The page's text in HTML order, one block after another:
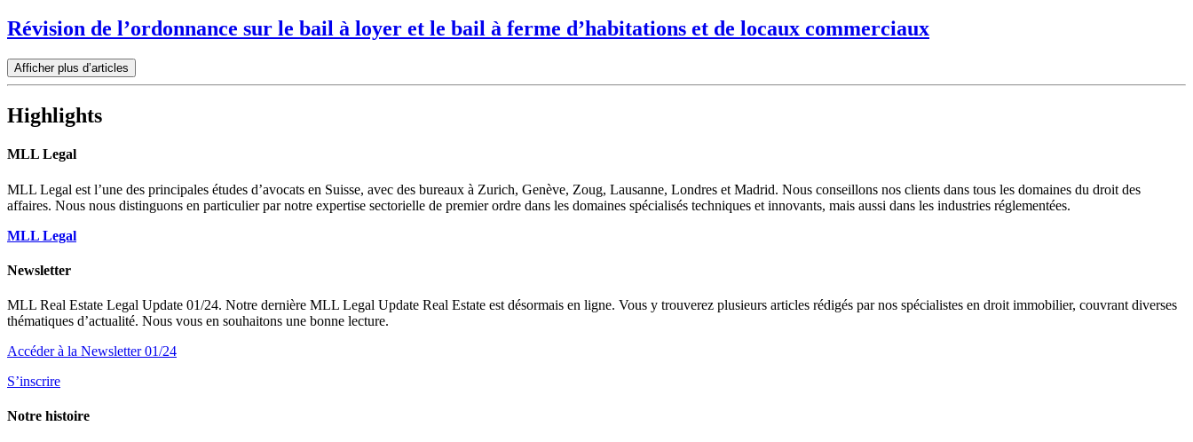
Révision de l’ordonnance sur le bail à loyer et le bail à ferme d’habitations et de locaux commerciaux
Afficher plus d’articles
Highlights
MLL Legal
MLL Legal est l’une des principales études d’avocats en Suisse, avec des bureaux à Zurich, Genève, Zoug, Lausanne, Londres et Madrid. Nous conseillons nos clients dans tous les domaines du droit des
affaires. Nous nous distinguons en particulier par notre expertise sectorielle de premier ordre dans les domaines spécialisés techniques et innovants, mais aussi dans les industries réglementées.
MLL Legal
Newsletter
MLL Real Estate Legal Update 01/24. Notre dernière MLL Legal Update Real Estate est désormais en ligne. Vous y trouverez plusieurs articles rédigés par nos spécialistes en droit immobilier, couvrant diverses
thématiques d’actualité. Nous vous en souhaitons une bonne lecture.
Accéder à la Newsletter 01/24
S’inscrire
Notre histoire